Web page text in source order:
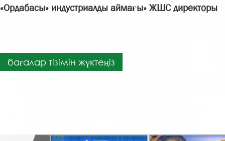
«Ордабасы» индустриалды аймағы»
бағалар тізімін жүктеңіз